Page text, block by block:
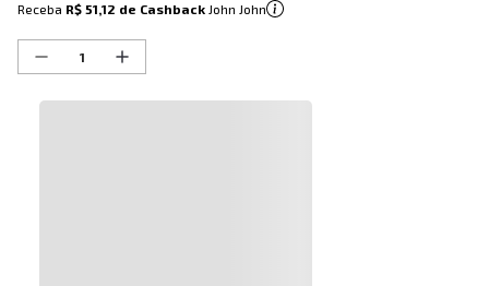
Receba R$ 51,12 de Cashback John John